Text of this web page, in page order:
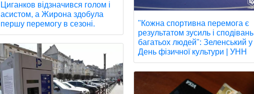
Циганков відзначився голом і
асистом, а Жирона здобула
першу перемогу в сезоні.
"Кожна спортивна перемога є
результатом зусиль і сподівань
багатьох людей": Зеленський у
День фізичної культури | УНН